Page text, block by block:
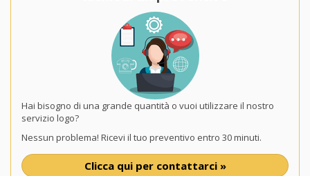
Hai bisogno di una grande quantità o vuoi utilizzare il nostro
servizio logo?
Nessun problema! Ricevi il tuo preventivo entro 30 minuti.
Clicca qui per contattarci »